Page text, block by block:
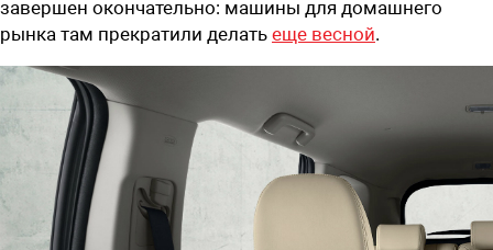
завершен окончательно: машины для домашнего
рынка там прекратили делать еще весной.